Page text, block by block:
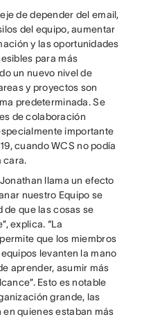
de depender del email,
del equipo, aumentar
y las oportunidades
para más
un nuevo nivel de
y proyectos son
predeterminada. Se
de colaboración
importante
cuando WCS no podía
cara.
llama un efecto
nuestro Equipo se
de que las cosas se
explica. “La
que los miembros
levanten la mano
aprender, asumir más
Esto es notable
grande, las
quienes estaban más